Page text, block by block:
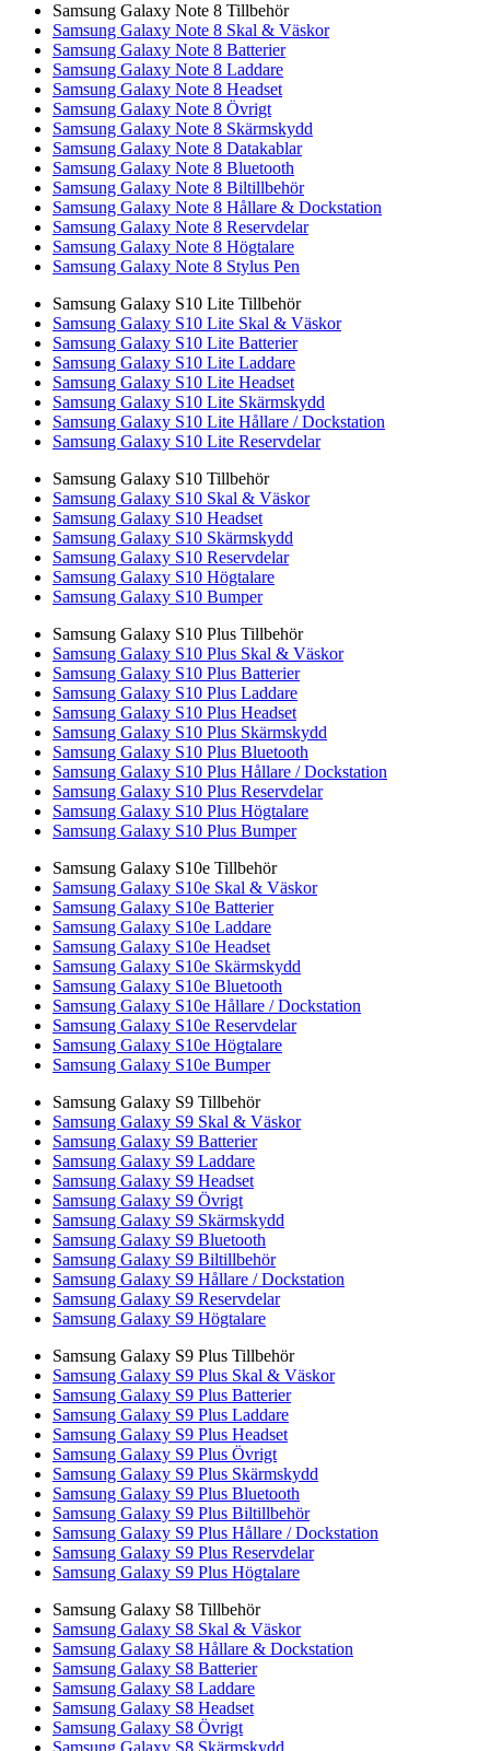
Samsung Galaxy Note 8 Tillbehör
Samsung Galaxy Note 8 Skal & Väskor
Samsung Galaxy Note 8 Batterier
Samsung Galaxy Note 8 Laddare
Samsung Galaxy Note 8 Headset
Samsung Galaxy Note 8 Övrigt
Samsung Galaxy Note 8 Skärmskydd
Samsung Galaxy Note 8 Datakablar
Samsung Galaxy Note 8 Bluetooth
Samsung Galaxy Note 8 Biltillbehör
Samsung Galaxy Note 8 Hållare & Dockstation
Samsung Galaxy Note 8 Reservdelar
Samsung Galaxy Note 8 Högtalare
Samsung Galaxy Note 8 Stylus Pen
Samsung Galaxy S10 Lite Tillbehör
Samsung Galaxy S10 Lite Skal & Väskor
Samsung Galaxy S10 Lite Batterier
Samsung Galaxy S10 Lite Laddare
Samsung Galaxy S10 Lite Headset
Samsung Galaxy S10 Lite Skärmskydd
Samsung Galaxy S10 Lite Hållare / Dockstation
Samsung Galaxy S10 Lite Reservdelar
Samsung Galaxy S10 Tillbehör
Samsung Galaxy S10 Skal & Väskor
Samsung Galaxy S10 Headset
Samsung Galaxy S10 Skärmskydd
Samsung Galaxy S10 Reservdelar
Samsung Galaxy S10 Högtalare
Samsung Galaxy S10 Bumper
Samsung Galaxy S10 Plus Tillbehör
Samsung Galaxy S10 Plus Skal & Väskor
Samsung Galaxy S10 Plus Batterier
Samsung Galaxy S10 Plus Laddare
Samsung Galaxy S10 Plus Headset
Samsung Galaxy S10 Plus Skärmskydd
Samsung Galaxy S10 Plus Bluetooth
Samsung Galaxy S10 Plus Hållare / Dockstation
Samsung Galaxy S10 Plus Reservdelar
Samsung Galaxy S10 Plus Högtalare
Samsung Galaxy S10 Plus Bumper
Samsung Galaxy S10e Tillbehör
Samsung Galaxy S10e Skal & Väskor
Samsung Galaxy S10e Batterier
Samsung Galaxy S10e Laddare
Samsung Galaxy S10e Headset
Samsung Galaxy S10e Skärmskydd
Samsung Galaxy S10e Bluetooth
Samsung Galaxy S10e Hållare / Dockstation
Samsung Galaxy S10e Reservdelar
Samsung Galaxy S10e Högtalare
Samsung Galaxy S10e Bumper
Samsung Galaxy S9 Tillbehör
Samsung Galaxy S9 Skal & Väskor
Samsung Galaxy S9 Batterier
Samsung Galaxy S9 Laddare
Samsung Galaxy S9 Headset
Samsung Galaxy S9 Övrigt
Samsung Galaxy S9 Skärmskydd
Samsung Galaxy S9 Bluetooth
Samsung Galaxy S9 Biltillbehör
Samsung Galaxy S9 Hållare / Dockstation
Samsung Galaxy S9 Reservdelar
Samsung Galaxy S9 Högtalare
Samsung Galaxy S9 Plus Tillbehör
Samsung Galaxy S9 Plus Skal & Väskor
Samsung Galaxy S9 Plus Batterier
Samsung Galaxy S9 Plus Laddare
Samsung Galaxy S9 Plus Headset
Samsung Galaxy S9 Plus Övrigt
Samsung Galaxy S9 Plus Skärmskydd
Samsung Galaxy S9 Plus Bluetooth
Samsung Galaxy S9 Plus Biltillbehör
Samsung Galaxy S9 Plus Hållare / Dockstation
Samsung Galaxy S9 Plus Reservdelar
Samsung Galaxy S9 Plus Högtalare
Samsung Galaxy S8 Tillbehör
Samsung Galaxy S8 Skal & Väskor
Samsung Galaxy S8 Hållare & Dockstation
Samsung Galaxy S8 Batterier
Samsung Galaxy S8 Laddare
Samsung Galaxy S8 Headset
Samsung Galaxy S8 Övrigt
Samsung Galaxy S8 Skärmskydd